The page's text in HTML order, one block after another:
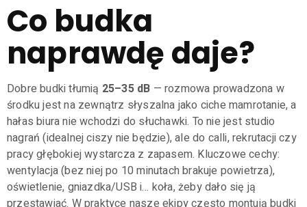
Co budka
naprawdę daje?
Dobre budki tłumią 25–35 dB — rozmowa prowadzona w
środku jest na zewnątrz słyszalna jako ciche mamrotanie, a
hałas biura nie wchodzi do słuchawki. To nie jest studio
nagrań (idealnej ciszy nie będzie), ale do calli, rekrutacji czy
pracy głębokiej wystarcza z zapasem. Kluczowe cechy:
wentylacja (bez niej po 10 minutach brakuje powietrza),
oświetlenie, gniazdka/USB i… koła, żeby dało się ją